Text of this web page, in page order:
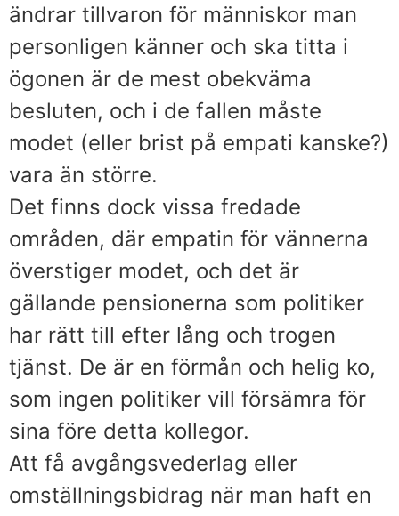
ändrar tillvaron för människor man
personligen känner och ska titta i
ögonen är de mest obekväma
besluten, och i de fallen måste
modet (eller brist på empati kanske?)
vara än större.
Det finns dock vissa fredade
områden, där empatin för vännerna
överstiger modet, och det är
gällande pensionerna som politiker
har rätt till efter lång och trogen
tjänst. De är en förmån och helig ko,
som ingen politiker vill försämra för
sina före detta kollegor.
Att få avgångsvederlag eller
omställningsbidrag när man haft en